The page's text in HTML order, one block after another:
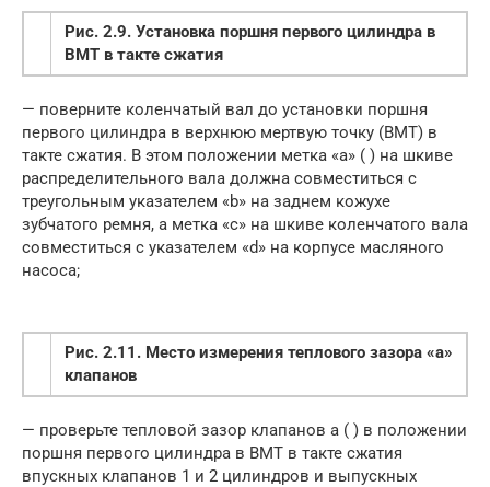
Рис. 2.9. Установка поршня первого цилиндра в
ВМТ в такте сжатия
— поверните коленчатый вал до установки поршня
первого цилиндра в верхнюю мертвую точку (ВМТ) в
такте сжатия. В этом положении метка «а» ( ) на шкиве
распределительного вала должна совместиться с
треугольным указателем «b» на заднем кожухе
зубчатого ремня, а метка «с» на шкиве коленчатого вала
совместиться с указателем «d» на корпусе масляного
насоса;
Рис. 2.11. Место измерения теплового зазора «a»
клапанов
— проверьте тепловой зазор клапанов а ( ) в положении
поршня первого цилиндра в ВМТ в такте сжатия
впускных клапанов 1 и 2 цилиндров и выпускных